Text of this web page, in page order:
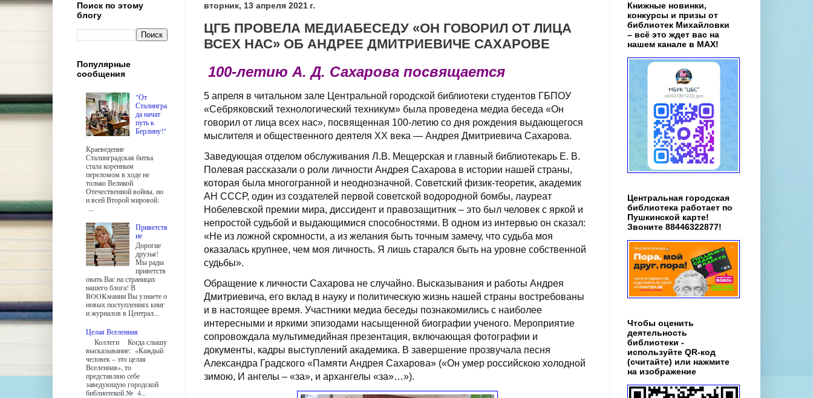
вторник, 13 апреля 2021 г.
ЦГБ ПРОВЕЛА МЕДИАБЕСЕДУ «ОН ГОВОРИЛ ОТ ЛИЦА
ВСЕХ НАС» ОБ АНДРЕЕ ДМИТРИЕВИЧЕ САХАРОВЕ
100-летию А. Д. Сахарова посвящается
5 апреля в читальном зале Центральной городской библиотеки студентов ГБПОУ
«Себряковский технологический техникум» была проведена медиа беседа «Он
говорил от лица всех нас», посвященная 100-летию со дня рождения выдающегося
мыслителя и общественного деятеля XX века — Андрея Дмитриевича Сахарова.
Заведующая отделом обслуживания Л.В. Мещерская и главный библиотекарь Е. В.
Полевая рассказали о роли личности Андрея Сахарова в истории нашей страны,
которая была многогранной и неоднозначной. Советский физик-теоретик, академик
АН СССР, один из создателей первой советской водородной бомбы, лауреат
Нобелевской премии мира, диссидент и правозащитник – это был человек с яркой и
непростой судьбой и выдающимися способностями. В одном из интервью он сказал:
«Не из ложной скромности, а из желания быть точным замечу, что судьба моя
оказалась крупнее, чем моя личность. Я лишь старался быть на уровне собственной
судьбы».
Обращение к личности Сахарова не случайно. Высказывания и работы Андрея
Дмитриевича, его вклад в науку и политическую жизнь нашей страны востребованы
и в настоящее время. Участники медиа беседы познакомились с наиболее
интересными и яркими эпизодами насыщенной биографии ученого. Мероприятие
сопровождала мультимедийная презентация, включающая фотографии и
документы, кадры выступлений академика. В завершение прозвучала песня
Александра Градского «Памяти Андрея Сахарова» («Он умер российскою холодной
зимою, И ангелы – «за», и архангелы «за»…»).
Поиск по этому
блогу
Популярные
сообщения
"От
Сталингра
да начат
путь к
Берлину!"
Краеведение
Сталинградская битва
стала коренным
переломом в ходе не
только Великой
Отечественной войны, но
и всей Второй мировой.
...
Приветств
ие
Дорогие
друзья!
Мы рады
приветств
овать Вас на страницах
нашего блога! В
BOOKмании Вы узнаете о
новых поступлениях книг
и журналов в Централ...
Целая Вселенная
Коллеги Когда слышу
высказывание: «Каждый
человек – это целая
Вселенная», то
представляю себе
заведующую городской
библиотекой № 4...
Книжные новинки,
конкурсы и призы от
библиотек Михайловки
– всё это ждет вас на
нашем канале в MAX!
Центральная городская
библиотека работает по
Пушкинской карте!
Звоните 88446322877!
Чтобы оценить
деятельность
библиотеки -
используйте QR-код
(считайте) или нажмите
на изображение